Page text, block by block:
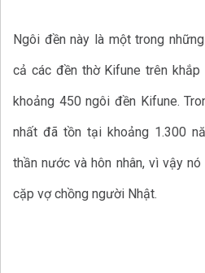
Ngôi đền này là một trong
cả các đền thờ Kifune trên khắp
khoảng 450 ngôi đền Kifune.
nhất đã tồn tại khoảng 1.300
thần nước và hôn nhân, vì vậy
cặp vợ chồng người Nhật.